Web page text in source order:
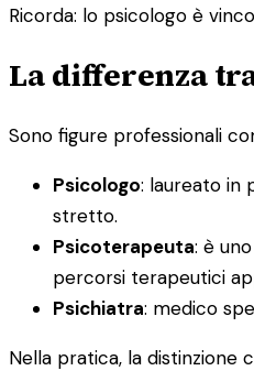
Ricorda: lo psicologo è
La differenza
Sono figure professionali
Psicologo: laureato in
stretto.
Psicoterapeuta: è
percorsi terapeutici
Psichiatra: medico
Nella pratica, la distinzione